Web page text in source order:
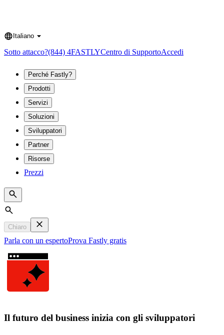
Language
Italiano
Sotto attacco?(844) 4FASTLYCentro di SupportoAccedi
Perché Fastly?
Prodotti
Servizi
Soluzioni
Sviluppatori
Partner
Risorse
Prezzi
Search
Chiaro
Parla con un espertoProva Fastly gratis
Il futuro del business inizia con gli sviluppatori